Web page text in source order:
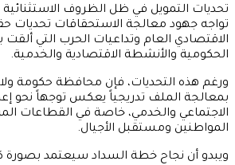
تحديات التمويل في ظل الظروف الاستثنائية
تواجه جهود معالجة الاستحقاقات تحديات
الاقتصادي العام وتداعيات الحرب التي ألقت
الحكومية والأنشطة الاقتصادية والخدمية.
ورغم هذه التحديات، فإن محافظة حكومة
بمعالجة الملف تدريجياً يعكس توجهاً نحو
الاجتماعي والخدمي، خاصة في القطاعات
المواطنين ومستقبل الأجيال.
ويبدو أن نجاح خطة السداد سيعتمد بصورة